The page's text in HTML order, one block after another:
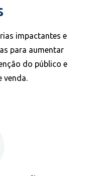
impactantes e
para aumentar
do público e
venda.